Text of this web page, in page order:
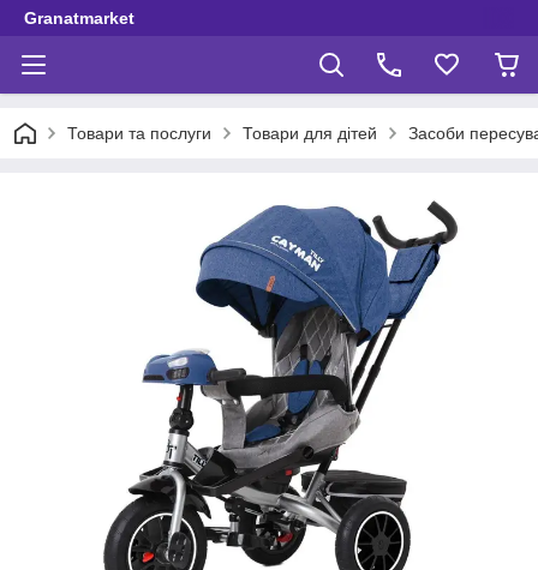
Granatmarket
Товари та послуги Товари для дітей Засоби